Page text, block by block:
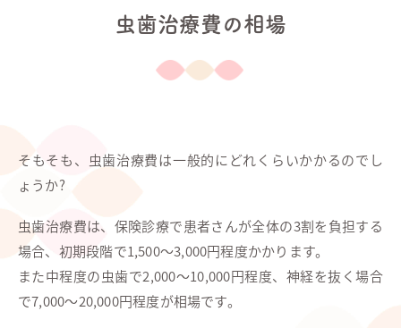
虫歯治療費の相場
そもそも、虫歯治療費は一般的にどれくらいかかるのでし
ょうか?
虫歯治療費は、保険診療で患者さんが全体の3割を負担する
場合、初期段階で1,500～3,000円程度かかります。
また中程度の虫歯で2,000～10,000円程度、神経を抜く場合
で7,000～20,000円程度が相場です。